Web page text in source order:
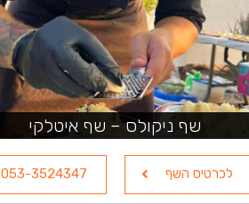
שף ניקולס – שף איטלקי
לכרטיס השף 053-3524347